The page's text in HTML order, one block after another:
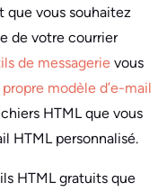
que vous souhaitez
de votre courrier
de messagerie vous
modèle d’e-mail
HTML que vous
HTML personnalisé.
HTML gratuits que